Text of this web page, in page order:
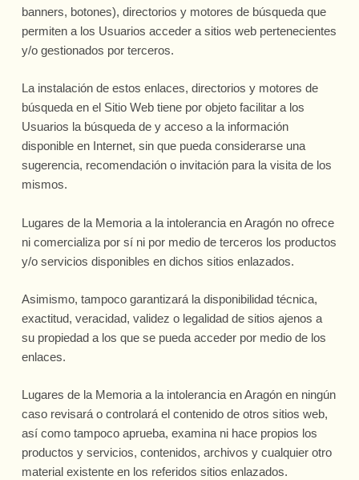
banners, botones), directorios y motores de búsqueda que
permiten a los Usuarios acceder a sitios web pertenecientes
y/o gestionados por terceros.
La instalación de estos enlaces, directorios y motores de
búsqueda en el Sitio Web tiene por objeto facilitar a los
Usuarios la búsqueda de y acceso a la información
disponible en Internet, sin que pueda considerarse una
sugerencia, recomendación o invitación para la visita de los
mismos.
Lugares de la Memoria a la intolerancia en Aragón no ofrece
ni comercializa por sí ni por medio de terceros los productos
y/o servicios disponibles en dichos sitios enlazados.
Asimismo, tampoco garantizará la disponibilidad técnica,
exactitud, veracidad, validez o legalidad de sitios ajenos a
su propiedad a los que se pueda acceder por medio de los
enlaces.
Lugares de la Memoria a la intolerancia en Aragón en ningún
caso revisará o controlará el contenido de otros sitios web,
así como tampoco aprueba, examina ni hace propios los
productos y servicios, contenidos, archivos y cualquier otro
material existente en los referidos sitios enlazados.